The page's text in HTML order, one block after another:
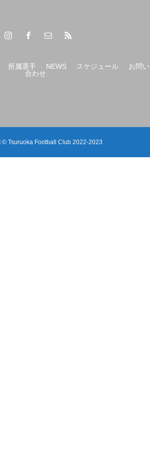
Ｙ1リーグ 第6節】
所属選手 NEWS スケジュール
お問い
合わせ
© Tsuruoka Football Club 2022-2023